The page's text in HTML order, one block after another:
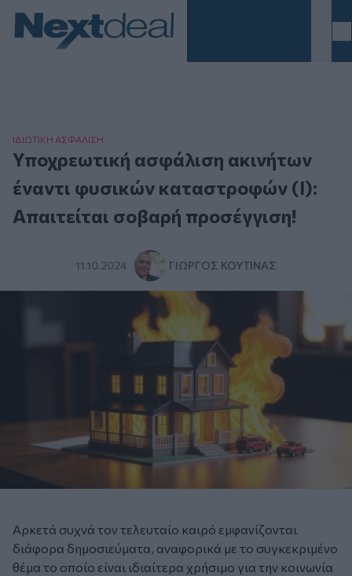
ΙΔΙΩΤΙΚΗ ΑΣΦAΛΙΣΗ
Υποχρεωτική ασφάλιση ακινήτων
έναντι φυσικών καταστροφών (Ι):
Απαιτείται σοβαρή προσέγγιση!
11.10.2024 ΓΙΏΡΓΟΣ ΚΟΥΤΊΝΑΣ
Αρκετά συχνά τον τελευταίο καιρό εμφανίζονται
διάφορα δημοσιεύματα, αναφορικά με το συγκεκριμένο
θέμα το οποίο είναι ιδιαίτερα χρήσιμο για την κοινωνία